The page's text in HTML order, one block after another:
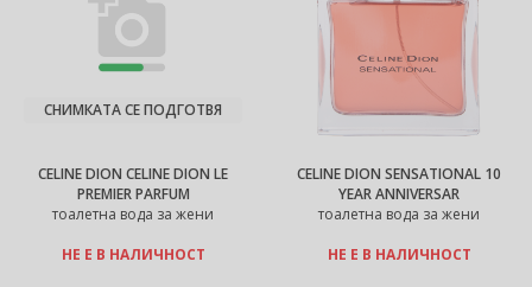
CELINE DION CELINE DION LE
PREMIER PARFUM
тоалетна вода за жени
СНИМКАТА СЕ ПОДГОТВЯ
НЕ Е В НАЛИЧНОСТ
CELINE DION SENSATIONAL 10
YEAR ANNIVERSAR
тоалетна вода за жени
НЕ Е В НАЛИЧНОСТ